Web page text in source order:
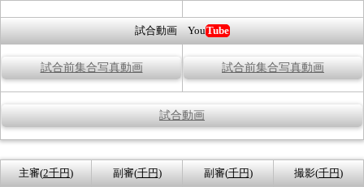
試合動画 YouTube
試合前集合写真動画 試合前集合写真動画
試合動画
主審(2千円) 副審(千円) 副審(千円) 撮影(千円)